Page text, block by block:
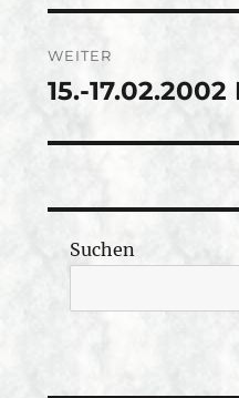
WEITER
Nächster
15.-17.02.2002
Suchen